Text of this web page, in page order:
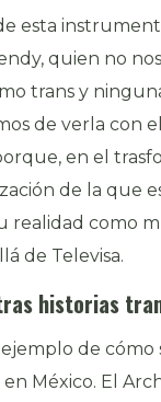
esta
quien no
trans y
de verla con el
en el
de la que
realidad como
de Televisa.
historias
de cómo
México. El